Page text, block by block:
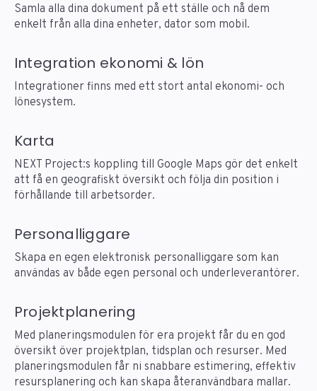
Samla alla dina dokument på ett ställe och nå dem
enkelt från alla dina enheter, dator som mobil.
Integration ekonomi & lön
Integrationer finns med ett stort antal ekonomi- och
lönesystem.
Karta
NEXT Project:s koppling till Google Maps gör det enkelt
att få en geografiskt översikt och följa din position i
förhållande till arbetsorder.
Personalliggare
Skapa en egen elektronisk personalliggare som kan
användas av både egen personal och underleverantörer.
Projektplanering
Med planeringsmodulen för era projekt får du en god
översikt över projektplan, tidsplan och resurser. Med
planeringsmodulen får ni snabbare estimering, effektiv
resursplanering och kan skapa återanvändbara mallar.